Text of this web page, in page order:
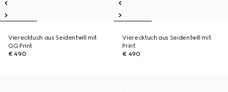
Vierecktuch aus Seidentwill mit
GG Print
€ 490
Vierecktuch aus Seidentwill mit
Print
€ 490